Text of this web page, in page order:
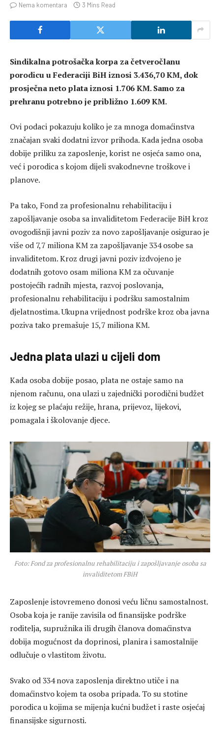
Nema komentara
3 Mins Read
Sindikalna potrošačka korpa za četveročlanu
porodicu u Federaciji BiH iznosi 3.436,70 KM, dok
prosječna neto plata iznosi 1.706 KM. Samo za
prehranu potrebno je približno 1.609 KM.
Ovi podaci pokazuju koliko je za mnoga domaćinstva
značajan svaki dodatni izvor prihoda. Kada jedna osoba
dobije priliku za zaposlenje, korist ne osjeća samo ona,
već i porodica s kojom dijeli svakodnevne troškove i
planove.
Pa tako, Fond za profesionalnu rehabilitaciju i
zapošljavanje osoba sa invaliditetom Federacije BiH kroz
ovogodišnji javni poziv za novo zapošljavanje osigurao je
više od 7,7 miliona KM za zapošljavanje 334 osobe sa
invaliditetom. Kroz drugi javni poziv izdvojeno je
dodatnih gotovo osam miliona KM za očuvanje
postojećih radnih mjesta, razvoj poslovanja,
profesionalnu rehabilitaciju i podršku samostalnim
djelatnostima. Ukupna vrijednost podrške kroz oba javna
poziva tako premašuje 15,7 miliona KM.
Jedna plata ulazi u cijeli dom
Kada osoba dobije posao, plata ne ostaje samo na
njenom računu, ona ulazi u zajednički porodični budžet
iz kojeg se plaćaju režije, hrana, prijevoz, lijekovi,
pomagala i školovanje djece.
Foto: Fond za profesionalnu rehabilitaciju i zapošljavanje osoba sa
invaliditetom FBiH
Zaposlenje istovremeno donosi veću ličnu samostalnost.
Osoba koja je ranije zavisila od finansijske podrške
roditelja, supružnika ili drugih članova domaćinstva
dobija mogućnost da doprinosi, planira i samostalnije
odlučuje o vlastitom životu.
Svako od 334 nova zaposlenja direktno utiče i na
domaćinstvo kojem ta osoba pripada. To su stotine
porodica u kojima se mijenja kućni budžet i raste osjećaj
finansijske sigurnosti.